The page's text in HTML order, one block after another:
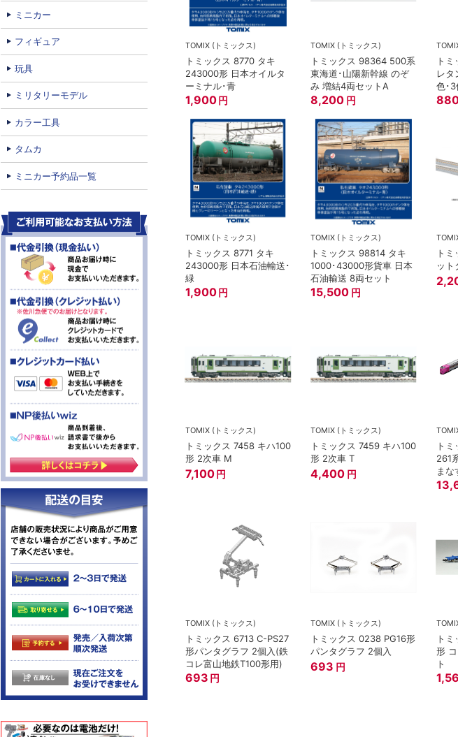
TOMIX (トミックス)
トミックス 8770 タキ
243000形 日本オイルタ
ーミナル･青
1,900 円
TOMIX (トミックス)
トミックス 98364 500系
東海道･山陽新幹線 のぞ
み 増結4両セットA
8,200 円
ト
レタ
色･3
TOMIX (トミックス)
トミックス 8771 タキ
243000形 日本石油輸送･
緑
1,900 円
TOMIX (トミックス)
トミックス 98814 タキ
1000･43000形貨車 日本
石油輸送 8両セット
15,500 円
ト
ット
TOMIX (トミックス)
トミックス 7458 キハ100
形 2次車 M
7,100 円
TOMIX (トミックス)
トミックス 7459 キハ100
形 2次車 T
4,400 円
ト
261
まな
TOMIX (トミックス)
トミックス 6713 C-PS27
形パンタグラフ 2個入(鉄
コレ富山地鉄T100形用)
693 円
TOMIX (トミックス)
トミックス 0238 PG16形
パンタグラフ 2個入
693 円
ト
形
ト
ミニカー
フィギュア
玩具
ミリタリーモデル
カラー工具
タムカ
ミニカー予約品一覧